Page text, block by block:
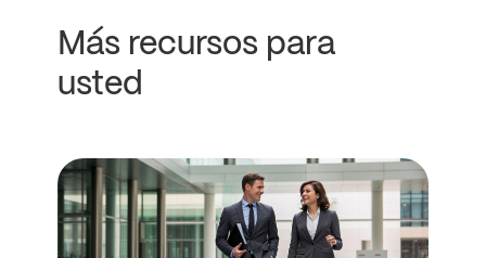
Más recursos para
usted